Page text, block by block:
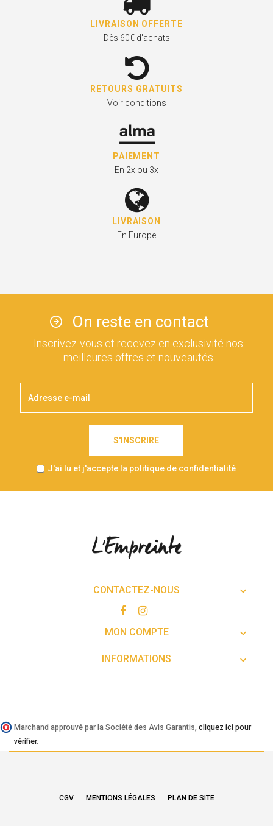
LIVRAISON OFFERTE
Dès 60€ d'achats
RETOURS GRATUITS
Voir conditions
PAIEMENT
En 2x ou 3x
LIVRAISON
En Europe
On reste en contact
Inscrivez-vous et recevez en exclusivité nos
meilleures offres et nouveautés
S'INSCRIRE
J'ai lu et j'accepte la politique de confidentialité
CONTACTEZ-NOUS 
MON COMPTE 
INFORMATIONS 
Marchand approuvé par la Société des Avis Garantis, cliquez ici pour
vérifier.
CGV MENTIONS LÉGALES PLAN DE SITE